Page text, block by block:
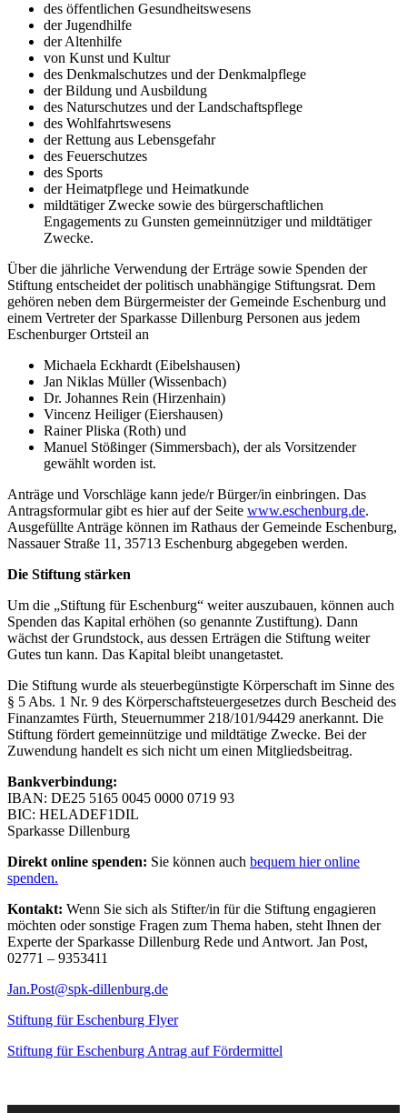
des öffentlichen Gesundheitswesens
der Jugendhilfe
der Altenhilfe
von Kunst und Kultur
des Denkmalschutzes und der Denkmalpflege
der Bildung und Ausbildung
des Naturschutzes und der Landschaftspflege
des Wohlfahrtswesens
der Rettung aus Lebensgefahr
des Feuerschutzes
des Sports
der Heimatpflege und Heimatkunde
mildtätiger Zwecke sowie des bürgerschaftlichen
Engagements zu Gunsten gemeinnütziger und mildtätiger
Zwecke.
Über die jährliche Verwendung der Erträge sowie Spenden der
Stiftung entscheidet der politisch unabhängige Stiftungsrat. Dem
gehören neben dem Bürgermeister der Gemeinde Eschenburg und
einem Vertreter der Sparkasse Dillenburg Personen aus jedem
Eschenburger Ortsteil an
Michaela Eckhardt (Eibelshausen)
Jan Niklas Müller (Wissenbach)
Dr. Johannes Rein (Hirzenhain)
Vincenz Heiliger (Eiershausen)
Rainer Pliska (Roth) und
Manuel Stößinger (Simmersbach), der als Vorsitzender
gewählt worden ist.
Anträge und Vorschläge kann jede/r Bürger/in einbringen. Das
Antragsformular gibt es hier auf der Seite www.eschenburg.de.
Ausgefüllte Anträge können im Rathaus der Gemeinde Eschenburg,
Nassauer Straße 11, 35713 Eschenburg abgegeben werden.
Die Stiftung stärken
Um die „Stiftung für Eschenburg“ weiter auszubauen, können auch
Spenden das Kapital erhöhen (so genannte Zustiftung). Dann
wächst der Grundstock, aus dessen Erträgen die Stiftung weiter
Gutes tun kann. Das Kapital bleibt unangetastet.
Die Stiftung wurde als steuerbegünstigte Körperschaft im Sinne des
§ 5 Abs. 1 Nr. 9 des Körperschaftsteuergesetzes durch Bescheid des
Finanzamtes Fürth, Steuernummer 218/101/94429 anerkannt. Die
Stiftung fördert gemeinnützige und mildtätige Zwecke. Bei der
Zuwendung handelt es sich nicht um einen Mitgliedsbeitrag.
Bankverbindung:
IBAN: DE25 5165 0045 0000 0719 93
BIC: HELADEF1DIL
Sparkasse Dillenburg
Direkt online spenden: Sie können auch bequem hier online
spenden.
Kontakt: Wenn Sie sich als Stifter/in für die Stiftung engagieren
möchten oder sonstige Fragen zum Thema haben, steht Ihnen der
Experte der Sparkasse Dillenburg Rede und Antwort. Jan Post,
02771 – 9353411
Jan.Post@spk-dillenburg.de
Stiftung für Eschenburg Flyer
Stiftung für Eschenburg Antrag auf Fördermittel